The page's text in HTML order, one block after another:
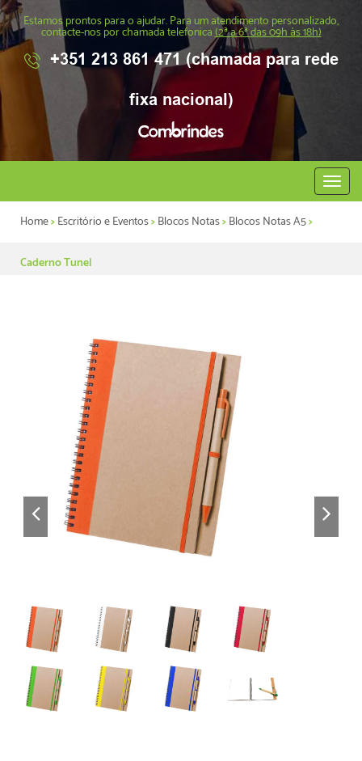
Estamos prontos para o ajudar. Para um atendimento personalizado,
contacte-nos por chamada telefonica(2ª a 6ª das 09h às 18h)
+351 213 861 471 (chamada para rede
fixa nacional)
Abrir
menu
Home>Escritório e Eventos>Blocos Notas>Blocos Notas A5>
Caderno Tunel